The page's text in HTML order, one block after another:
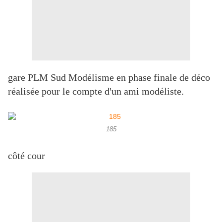
gare PLM Sud Modélisme en phase finale de déco
réalisée pour le compte d'un ami modéliste.
185
côté cour